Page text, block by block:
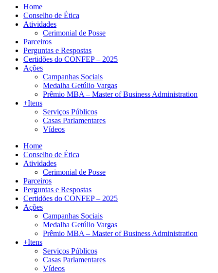
Home
Conselho de Ética
Atividades
Cerimonial de Posse
Parceiros
Perguntas e Respostas
Certidões do CONFEP – 2025
Ações
Campanhas Sociais
Medalha Getúlio Vargas
Prêmio MBA – Master of Business Administration
+Itens
Serviços Públicos
Casas Parlamentares
Vídeos
Home
Conselho de Ética
Atividades
Cerimonial de Posse
Parceiros
Perguntas e Respostas
Certidões do CONFEP – 2025
Ações
Campanhas Sociais
Medalha Getúlio Vargas
Prêmio MBA – Master of Business Administration
+Itens
Serviços Públicos
Casas Parlamentares
Vídeos